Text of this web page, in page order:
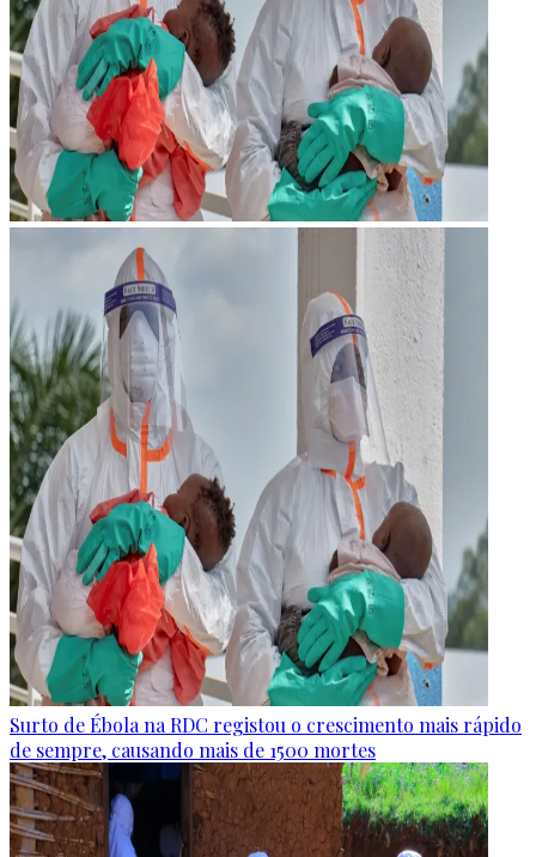
Surto de Ébola na RDC registou o crescimento mais rápido
de sempre, causando mais de 1500 mortes